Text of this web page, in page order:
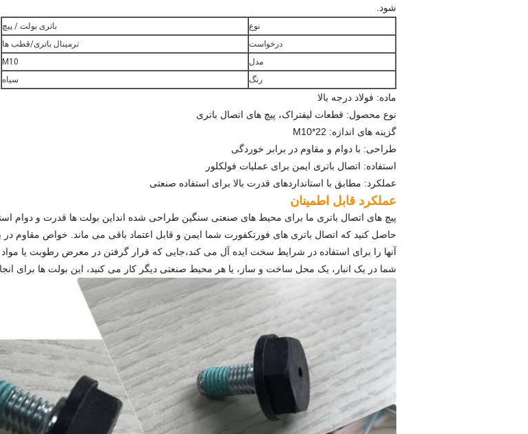
شود.
نوع
باتری بولت / پیچ
درخواست
ترمینال باتری/قطب ها
مدل
M10
رنگ
سیاه
ماده: فولاد درجه بالا
نوع محصول: قطعات لیفتراک، پیچ های اتصال باتری
گزینه های اندازه: M10*22
طراحی: با دوام و مقاوم در برابر خوردگی
استفاده: اتصال باتری ایمن برای عملیات فولکلور
عملکرد: مطابق با استانداردهای قدرت بالا برای استفاده صنعتی
عملکرد قابل اطمینان
پیچ های اتصال باتری ما برای محیط های صنعتی سنگین طراحی شده انداين بولت ها قدرت و دوام
حاصل کنید که اتصال باتری های فورتکفورت شما ایمن و قابل اعتماد باقی می ماند. خواص مقاوم در
آنها را برای استفاده در شرایط سخت ایده آل می کند،جایی که قرار گرفتن در معرض رطوبت یا مواد
شما در یک انبار، یک محل ساخت و ساز، یا هر محیط صنعتی دیگر کار می کنید، این بولت ها برای